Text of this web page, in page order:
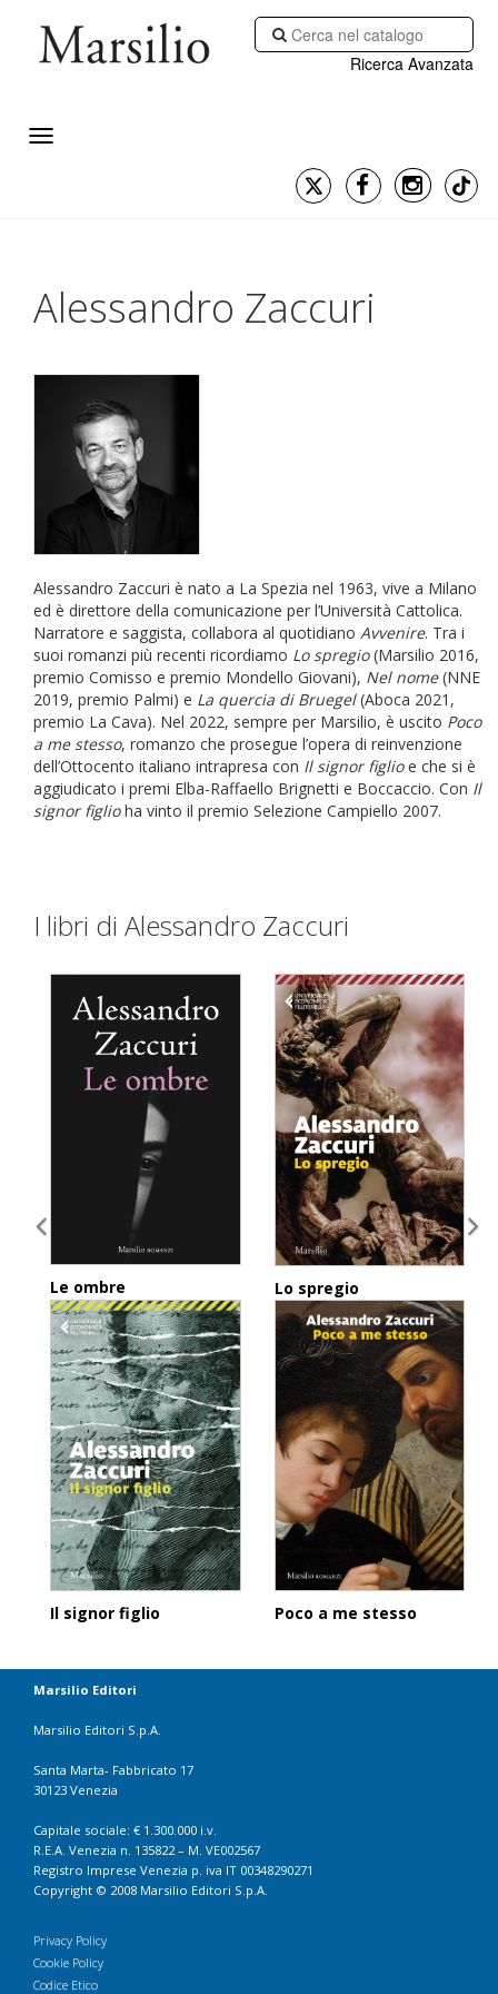
Ricerca Avanzata
Alessandro Zaccuri
Alessandro Zaccuri è nato a La Spezia nel 1963, vive a Milano
ed è direttore della comunicazione per l’Università Cattolica.
Narratore e saggista, collabora al quotidiano Avvenire. Tra i
suoi romanzi più recenti ricordiamo Lo spregio(Marsilio 2016,
premio Comisso e premio Mondello Giovani), Nel nome(NNE
2019, premio Palmi) e La quercia di Bruegel(Aboca 2021,
premio La Cava). Nel 2022, sempre per Marsilio, è uscito Poco
a me stesso, romanzo che prosegue l’opera di reinvenzione
dell’Ottocento italiano intrapresa con Il signor figlioe che si è
aggiudicato i premi Elba-Raffaello Brignetti e Boccaccio. Con Il
signor figlioha vinto il premio Selezione Campiello 2007.
I libri di Alessandro Zaccuri
Le ombre Lo spregio
Il signor figlio Poco a me stesso
Marsilio Editori
Marsilio Editori S.p.A.
Santa Marta- Fabbricato 17
30123 Venezia
Capitale sociale: € 1.300.000 i.v.
R.E.A. Venezia n. 135822 – M. VE002567
Registro Imprese Venezia p. iva IT 00348290271
Copyright © 2008 Marsilio Editori S.p.A.
Privacy Policy
Cookie Policy
Codice Etico